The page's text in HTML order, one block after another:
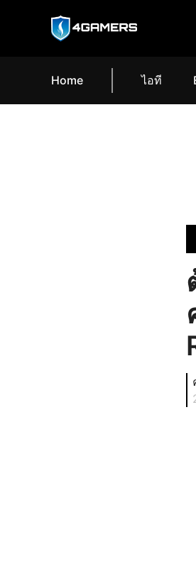
Home ไอที